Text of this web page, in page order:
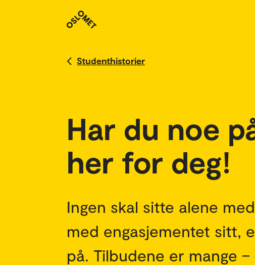
Studenthistorier
Har du noe
her for deg!
Ingen skal sitte alene
med engasjementet sitt,
på. Tilbudene er mange